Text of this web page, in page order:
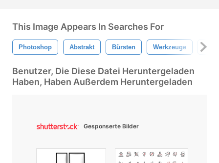
This Image Appears In Searches For
Photoshop Abstrakt Bürsten Werkzeuge Cool
Benutzer, Die Diese Datei Heruntergeladen
Haben, Haben Außerdem Heruntergeladen
Gesponserte Bilder